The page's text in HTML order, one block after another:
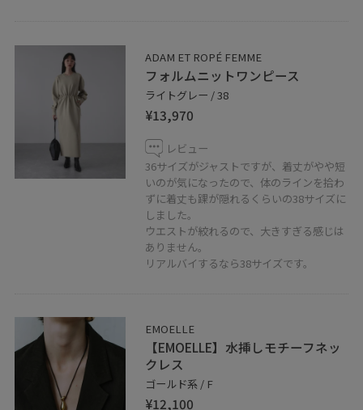
是非フォローしてくださいね！
お好きなスタイリングは、ハートをタップで《お気に入
り》登録していただます！
ミント神戸店では通信販売も行っております。
公式のLINEにて承っておりますので是非お気軽にお問い
合わせくださいませ。
※対応可能時間 11:00～20:00
LINEでルクア大阪スタッフにご相談は【友だち追加】を
ADAM ET ROPÉ FEMME
フォルムニットワンピース
ライトグレー / 38
¥13,970
レビュー
36サイズがジャストですが、着丈がやや短
いのが気になったので、体のラインを拾わ
ずに着丈も踝が隠れるくらいの38サイズに
しました。
ウエストが絞れるので、大きすぎる感じは
ありません。
リアルバイするなら38サイズです。
EMOELLE
【EMOELLE】水挿しモチーフネッ
クレス
ゴールド系 / F
¥12,100